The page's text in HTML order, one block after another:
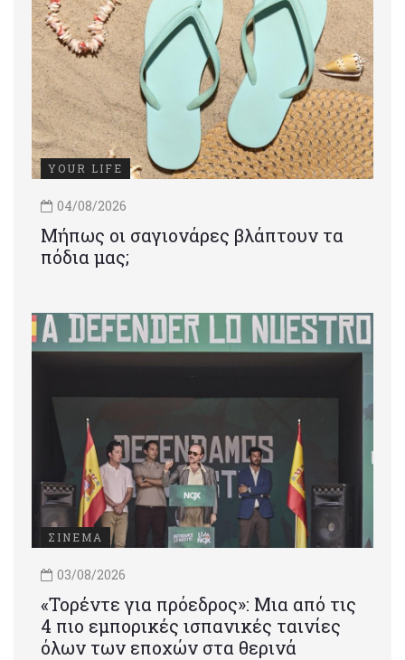
YOUR LIFE
04/08/2026
Μήπως οι σαγιονάρες βλάπτουν τα
πόδια μας;
ΣΙΝΕΜΑ
03/08/2026
«Τορέντε για πρόεδρος»: Mια από τις
4 πιο εμπορικές ισπανικές ταινίες
όλων των εποχών στα θερινά